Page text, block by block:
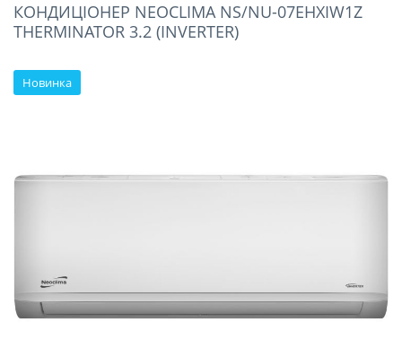
КОНДИЦІОНЕР NEOCLIMA NS/NU-07EHXIW1Z
THERMINATOR 3.2 (INVERTER)
Новинка